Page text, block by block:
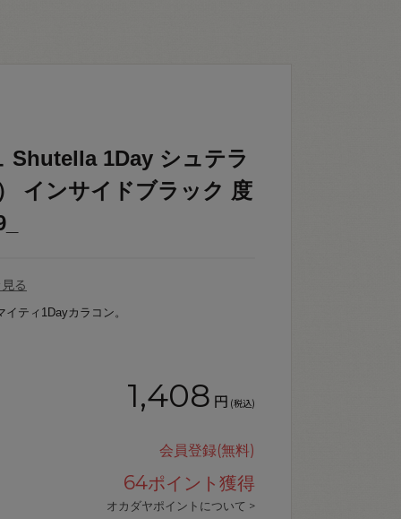
Shutella 1Day シュテラ
インサイドブラック 度
る
ティ1Dayカラコン。
1,408 円 (税込)
会員登録(無料)
64ポイント獲得
オカダヤポイントについて >